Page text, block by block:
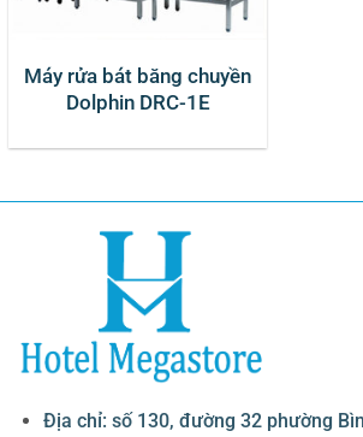
Máy rửa bát băng chuyền
Dolphin DRC-1E
Địa chỉ: số 130, đường 32 phường